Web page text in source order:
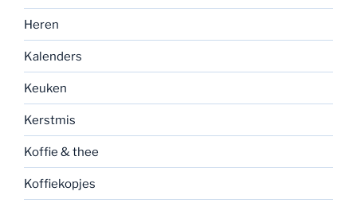
Heren
Kalenders
Keuken
Kerstmis
Koffie & thee
Koffiekopjes